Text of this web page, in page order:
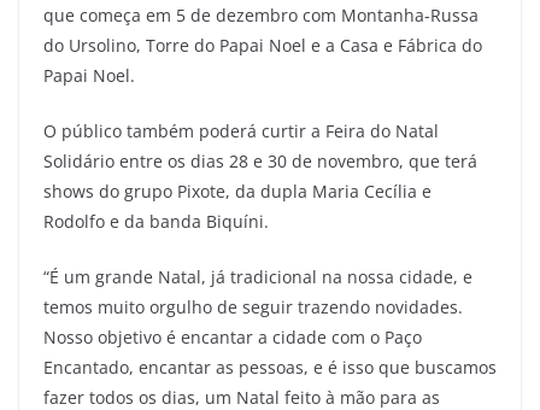
que começa em 5 de dezembro com Montanha-Russa
do Ursolino, Torre do Papai Noel e a Casa e Fábrica do
Papai Noel.
O público também poderá curtir a Feira do Natal
Solidário entre os dias 28 e 30 de novembro, que terá
shows do grupo Pixote, da dupla Maria Cecília e
Rodolfo e da banda Biquíni.
“É um grande Natal, já tradicional na nossa cidade, e
temos muito orgulho de seguir trazendo novidades.
Nosso objetivo é encantar a cidade com o Paço
Encantado, encantar as pessoas, e é isso que buscamos
fazer todos os dias, um Natal feito à mão para as